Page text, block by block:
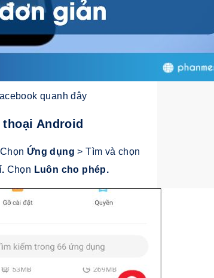
quanh đây
Android
Ứng dụng> Tìm và chọn
Chọn Luôn cho phép.